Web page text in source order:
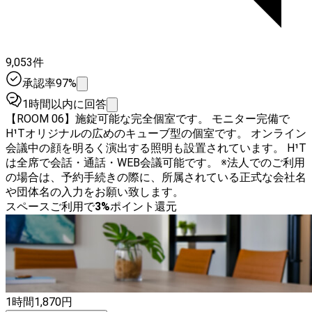
9,053件
承認率97%
1時間以内に回答
【ROOM 06】施錠可能な完全個室です。 モニター完備で
H¹Tオリジナルの広めのキューブ型の個室です。 オンライン
会議中の顔を明るく演出する照明も設置されています。 H¹T
は全席で会話・通話・WEB会議可能です。 ※法人でのご利用
の場合は、予約手続きの際に、所属されている正式な会社名
や団体名の入力をお願い致します。
スペースご利用で3%ポイント還元
1時間1,870円